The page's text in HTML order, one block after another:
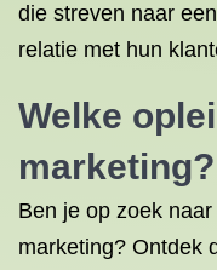
die streven naar
relatie met hun
Welke
marketing?
Ben je op zoek
marketing? Ontdek